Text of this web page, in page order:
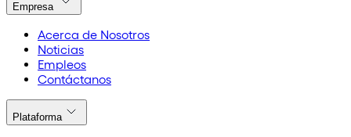
Empresa
Acerca de Nosotros
Noticias
Empleos
Contáctanos
Plataforma